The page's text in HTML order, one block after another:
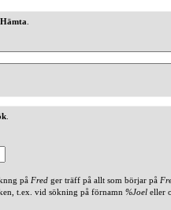
Hämta
på Fred ger träff på allt som börjar på
t.ex. vid sökning på förnamn %Joel eller